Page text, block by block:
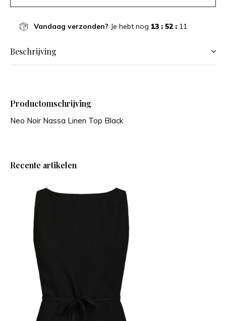
Vandaag verzonden? Je hebt nog 13 : 52 : 10
Beschrijving
Productomschrijving
Neo Noir Nassa Linen Top Black
Recente artikelen